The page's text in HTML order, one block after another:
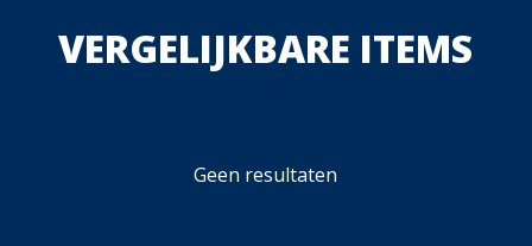
VERGELIJKBARE ITEMS
Geen resultaten